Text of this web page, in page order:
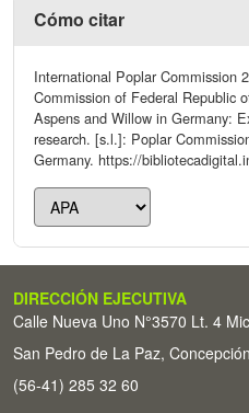
Cómo citar
International Poplar Commission
Commission of Federal Republic
Aspens and Willow in Germany:
research. [s.l.]: Poplar
Germany. https://
DIRECCIÓN EJECUTIVA
Calle Nueva Uno N°3570 Lt. 4
San Pedro de La Paz, Concepción
(56-41) 285 32 60